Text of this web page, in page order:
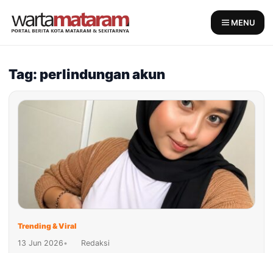
MENU
Tag: perlindungan akun
Trending & Viral
13 Jun 2026• Redaksi